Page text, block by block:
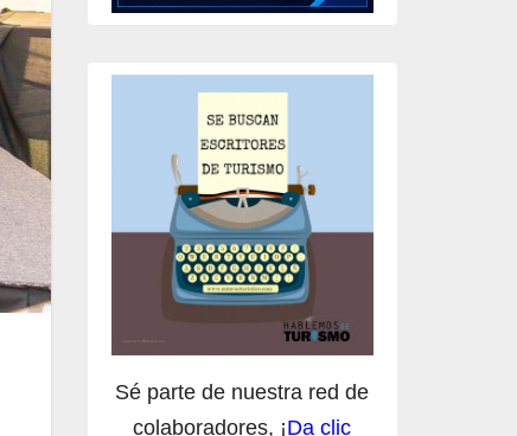
Sé parte de nuestra red de
colaboradores, ¡Da clic